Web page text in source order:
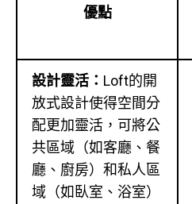
優點
設計靈活： Loft的開
放式設計使得空間分
配更加靈活，可將公
共區域（如客廳、餐
廳、廚房）和私人區
域（如臥室、浴室）